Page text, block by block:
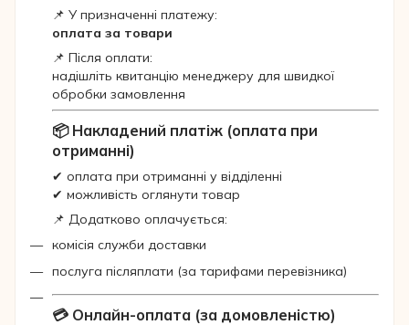
📌 У призначенні платежу:
оплата за товари
📌 Після оплати:
надішліть квитанцію менеджеру для швидкої
обробки замовлення
📦 Накладений платіж (оплата при
отриманні)
✔ оплата при отриманні у відділенні
✔ можливість оглянути товар
📌 Додатково оплачується:
комісія служби доставки
послуга післяплати (за тарифами перевізника)
💳 Онлайн-оплата (за домовленістю)